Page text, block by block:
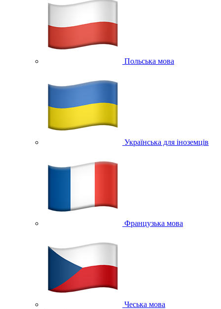
Польська мова
Українська для іноземців
Французька мова
Чеська мова